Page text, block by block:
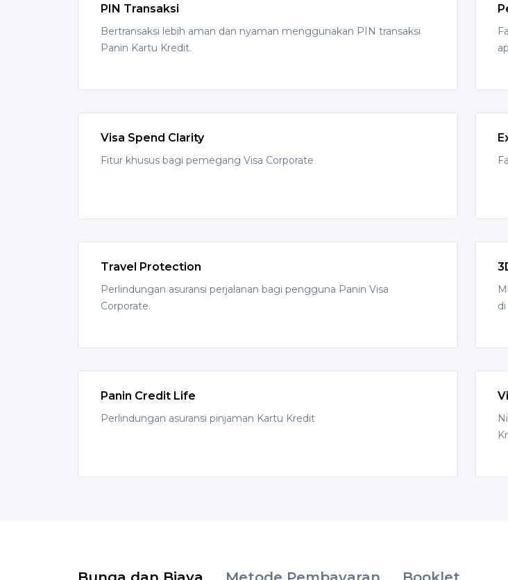
PIN Transaksi
Bertransaksi lebih aman dan nyaman menggunakan PIN transaksi
Panin Kartu Kredit.
Visa Spend Clarity
Fitur khusus bagi pemegang Visa Corporate
Travel Protection
Perlindungan asuransi perjalanan bagi pengguna Panin Visa
Corporate.
Panin Credit Life
Perlindungan asuransi pinjaman Kartu Kredit